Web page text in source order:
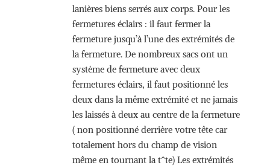
lanières biens serrés aux corps. Pour les
fermetures éclairs : il faut fermer la
fermeture jusqu’à l’une des extrémités de
la fermeture. De nombreux sacs ont un
système de fermeture avec deux
fermetures éclairs, il faut positionné les
deux dans la même extrémité et ne jamais
les laissés à deux au centre de la fermeture
( non positionné derrière votre tête car
totalement hors du champ de vision
même en tournant la t^te) Les extrémités